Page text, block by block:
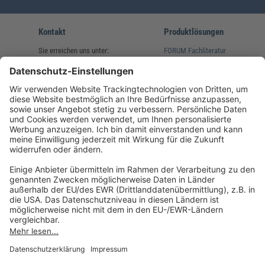
Kontakt
Sie erreichen uns unter:
(08233) 38 11 23
service@forum-verlag.com
Mo-Do 07:30 - 17:00 Uhr
Fr 07:30 - 15:00 Uhr
Produktlösungen
FORUM Fachliteratur
Folgen Sie uns
Impressum
Datenschutz